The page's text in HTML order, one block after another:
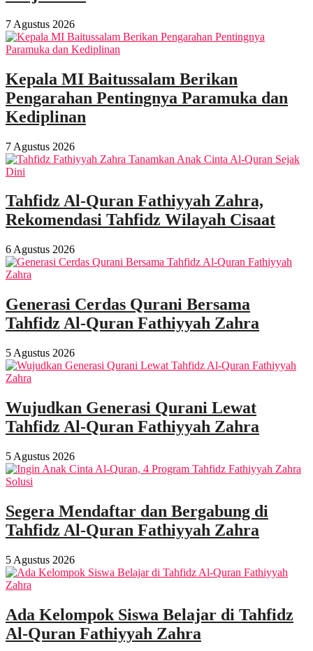
7 Agustus 2026
Kepala MI Baitussalam Berikan
Pengarahan Pentingnya Paramuka dan
Kediplinan
7 Agustus 2026
Tahfidz Al-Quran Fathiyyah Zahra,
Rekomendasi Tahfidz Wilayah Cisaat
6 Agustus 2026
Generasi Cerdas Qurani Bersama
Tahfidz Al-Quran Fathiyyah Zahra
5 Agustus 2026
Wujudkan Generasi Qurani Lewat
Tahfidz Al-Quran Fathiyyah Zahra
5 Agustus 2026
Segera Mendaftar dan Bergabung di
Tahfidz Al-Quran Fathiyyah Zahra
5 Agustus 2026
Ada Kelompok Siswa Belajar di Tahfidz
Al-Quran Fathiyyah Zahra